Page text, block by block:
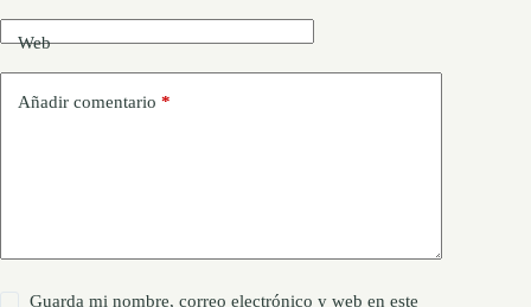
Web
Añadir comentario *
Guarda mi nombre, correo electrónico y web en este